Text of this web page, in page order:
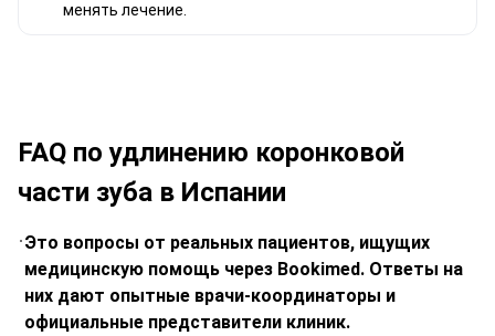
менять лечение.
FAQ по удлинению коронковой
части зуба в Испании
Это вопросы от реальных пациентов, ищущих
медицинскую помощь через Bookimed. Ответы на
них дают опытные врачи-координаторы и
официальные представители клиник.